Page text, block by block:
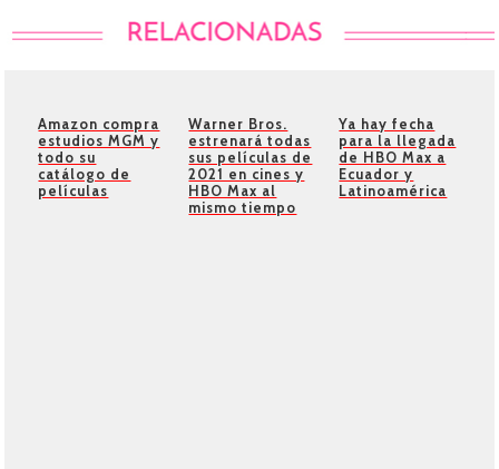
Amazon compra
estudios MGM y
todo su
catálogo de
películas
Warner Bros.
estrenará todas
sus películas de
2021 en cines y
HBO Max al
mismo tiempo
Ya hay fecha
para la llegada
de HBO Max a
Ecuador y
Latinoamérica